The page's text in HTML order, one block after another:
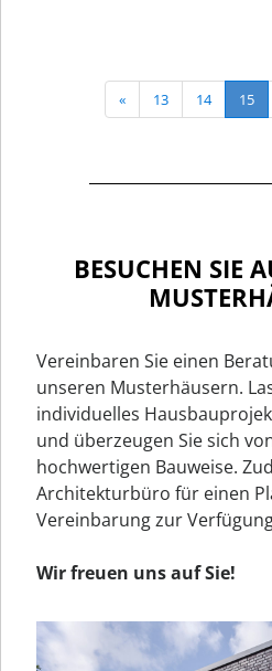
« 13 14 15
BESUCHEN SIE
Vereinbaren Sie einen
unseren Musterhäusern.
individuelles
und überzeugen Sie sich
hochwertigen Bauweise.
Architekturbüro für einen
Vereinbarung zur
Wir freuen uns auf Sie!